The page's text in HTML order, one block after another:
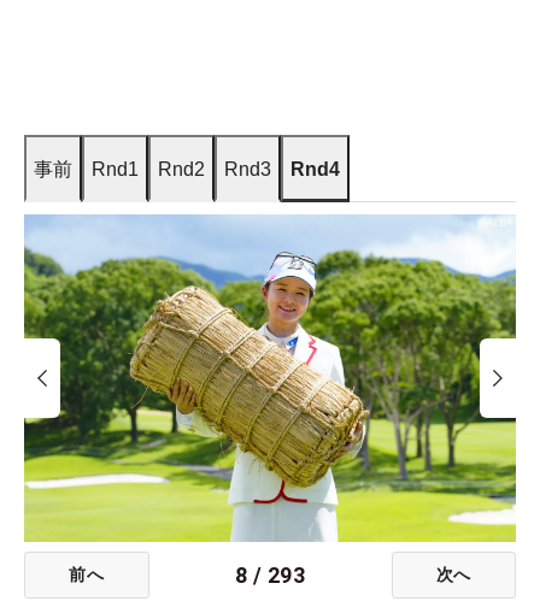
事前 Rnd1 Rnd2 Rnd3 Rnd4
前へ 8 / 293 次へ